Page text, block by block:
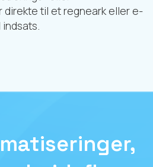
direkte til et regneark eller e-